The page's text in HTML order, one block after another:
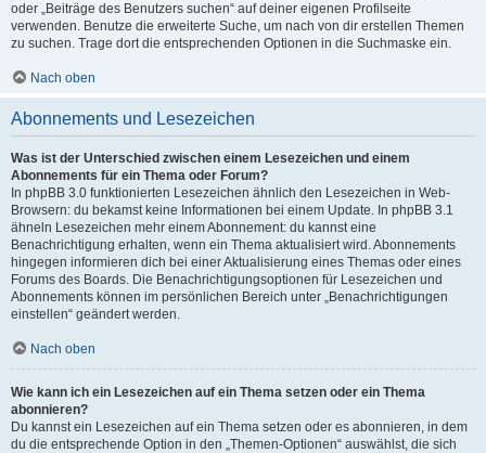
oder „Beiträge des Benutzers suchen“ auf deiner eigenen Profilseite
verwenden. Benutze die erweiterte Suche, um nach von dir erstellen Themen
zu suchen. Trage dort die entsprechenden Optionen in die Suchmaske ein.
Nach oben
Abonnements und Lesezeichen
Was ist der Unterschied zwischen einem Lesezeichen und einem
Abonnements für ein Thema oder Forum?
In phpBB 3.0 funktionierten Lesezeichen ähnlich den Lesezeichen in Web-
Browsern: du bekamst keine Informationen bei einem Update. In phpBB 3.1
ähneln Lesezeichen mehr einem Abonnement: du kannst eine
Benachrichtigung erhalten, wenn ein Thema aktualisiert wird. Abonnements
hingegen informieren dich bei einer Aktualisierung eines Themas oder eines
Forums des Boards. Die Benachrichtigungsoptionen für Lesezeichen und
Abonnements können im persönlichen Bereich unter „Benachrichtigungen
einstellen“ geändert werden.
Nach oben
Wie kann ich ein Lesezeichen auf ein Thema setzen oder ein Thema
abonnieren?
Du kannst ein Lesezeichen auf ein Thema setzen oder es abonnieren, in dem
du die entsprechende Option in den „Themen-Optionen“ auswählst, die sich